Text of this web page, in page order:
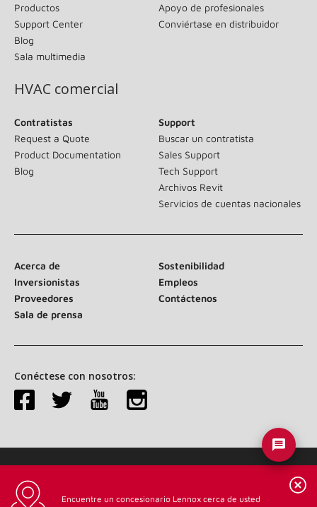
Encuentre un concesionario Lennox cerca de usted
Productos
Support Center
Blog
Sala multimedia
Apoyo de profesionales
Conviértase en distribuidor
HVAC comercial
Contratistas
Request a Quote
Product Documentation
Blog
Support
Buscar un contratista
Sales Support
Tech Support
Archivos Revit
Servicios de cuentas nacionales
Acerca de
Sostenibilidad
Inversionistas
Empleos
Proveedores
Contáctenos
Sala de prensa
Conéctese con nosotros: